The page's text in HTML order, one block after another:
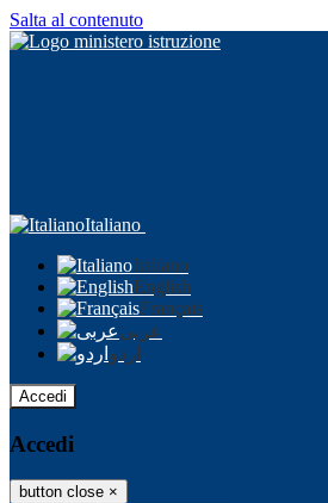
Salta al contenuto
Italiano
Italiano
English
Français
عربى
اردو
Accedi
Accedi
button close ×